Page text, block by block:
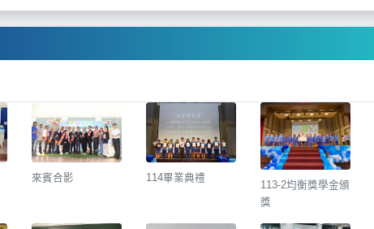
來賓合影 114畢業典禮
113-2均衡獎學金頒
獎